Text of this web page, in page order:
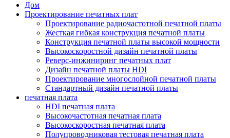
Дом
Проектирование печатных плат
Проектирование радиочастотной печатной платы
Жесткая гибкая конструкция печатной платы
Конструкция печатной платы высокой мощности
Высокоскоростной дизайн печатной платы
Реверс-инжиниринг печатных плат
Дизайн печатной платы HDI
Проектирование многослойной печатной платы
Стандартный дизайн печатной платы
печатная плата
HDI печатная плата
Высокочастотная печатная плата
Высокоскоростная печатная плата
Полупроводниковая тестовая печатная плата